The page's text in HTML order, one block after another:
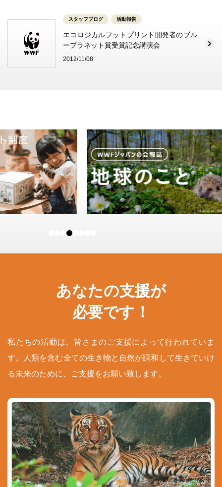
スタッフブログ 活動報告
エコロジカルフットプリント開発者のブル
ープラネット賞受賞記念講演会
2012/11/08
あなたの支援が
必要です！
私たちの活動は、皆さまのご支援によって行われていま
す。人類を含む全ての生き物と自然が調和して生きていけ
る未来のために、ご支援をお願い致します。
© Vladimir Filonov / WWF